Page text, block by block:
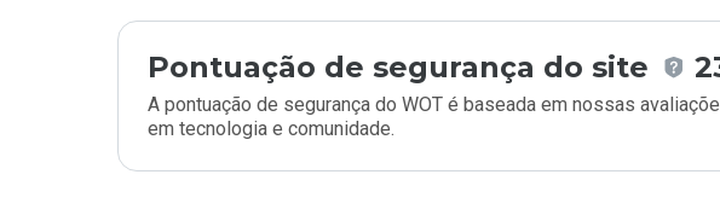
Pontuação de segurança do site
A pontuação de segurança do WOT é baseada em nossas
em tecnologia e comunidade.